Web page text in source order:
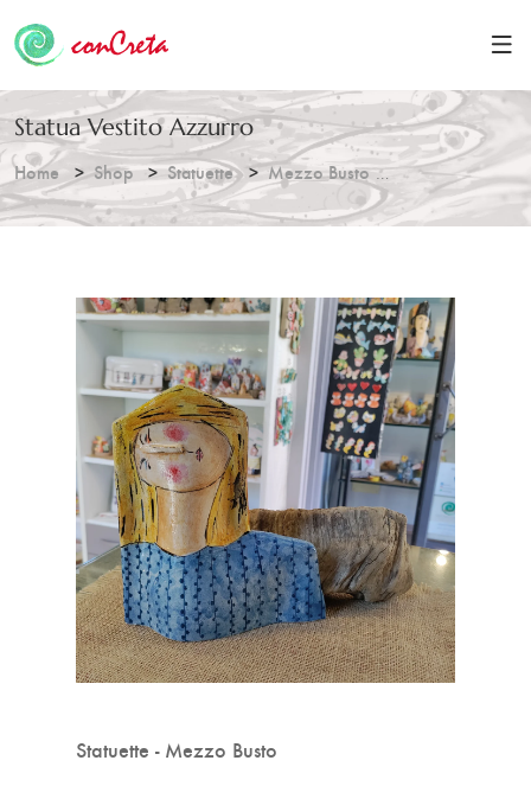
Statua Vestito Azzurro
Home Shop Statuette Mezzo Busto
Statuette - Mezzo Busto